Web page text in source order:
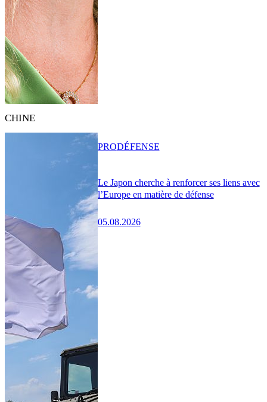
CHINE
Le Japon cherche à renforcer ses liens avec
l’Europe en matière de défense
05.08.2026
PRODÉFENSE